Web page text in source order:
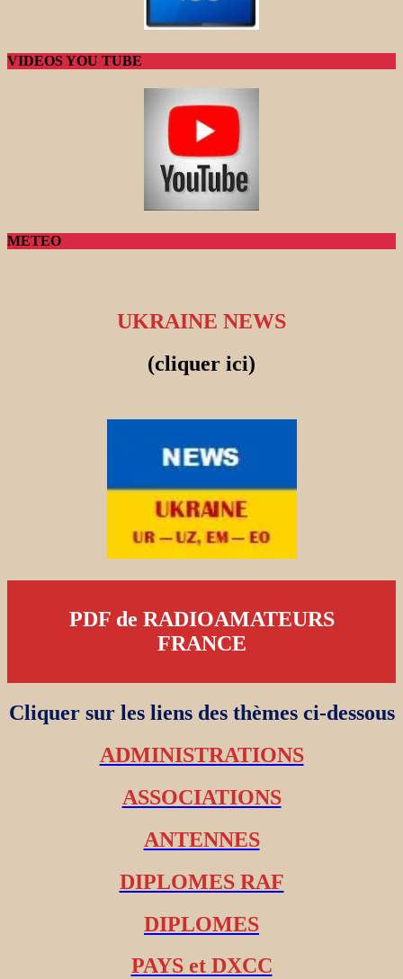
VIDEOS YOU TUBE
METEO
UKRAINE NEWS
(cliquer ici)
PDF de RADIOAMATEURS
FRANCE
Cliquer sur les liens des thèmes ci-dessous
ADMINISTRATIONS
ASSOCIATIONS
ANTENNES
DIPLOMES RAF
DIPLOMES
PAYS et DXCC